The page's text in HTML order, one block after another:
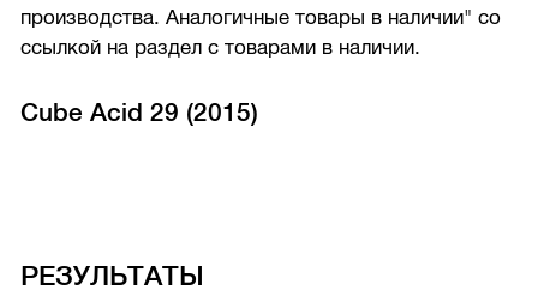
производства. Аналогичные товары в наличии" со
ссылкой на раздел с товарами в наличии.
Cube Acid 29 (2015)
РЕЗУЛЬТАТЫ